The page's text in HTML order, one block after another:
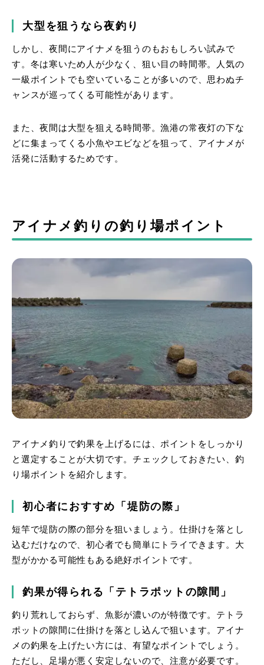
大型を狙うなら夜釣り
しかし、夜間にアイナメを狙うのもおもしろい試みで
す。冬は寒いため人が少なく、狙い目の時間帯。人気の
一級ポイントでも空いていることが多いので、思わぬチ
ャンスが巡ってくる可能性があります。
また、夜間は大型を狙える時間帯。漁港の常夜灯の下な
どに集まってくる小魚やエビなどを狙って、アイナメが
活発に活動するためです。
アイナメ釣りの釣り場ポイント
アイナメ釣りで釣果を上げるには、ポイントをしっかり
と選定することが大切です。チェックしておきたい、釣
り場ポイントを紹介します。
初心者におすすめ「堤防の際」
短竿で堤防の際の部分を狙いましょう。仕掛けを落とし
込むだけなので、初心者でも簡単にトライできます。大
型がかかる可能性もある絶好ポイントです。
釣果が得られる「テトラポットの隙間」
釣り荒れしておらず、魚影が濃いのが特徴です。テトラ
ポットの隙間に仕掛けを落とし込んで狙います。アイナ
メの釣果を上げたい方には、有望なポイントでしょう。
ただし、足場が悪く安定しないので、注意が必要です。